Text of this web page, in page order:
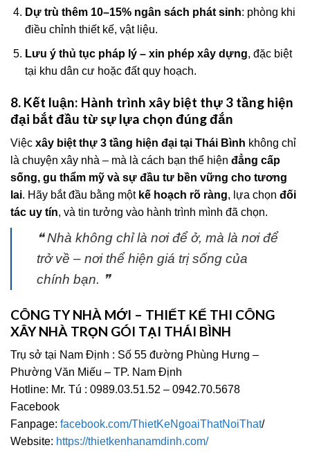
Dự trù thêm 10–15% ngân sách phát sinh: phòng khi
điều chỉnh thiết kế, vật liệu.
Lưu ý thủ tục pháp lý – xin phép xây dựng, đặc biệt
tại khu dân cư hoặc đất quy hoạch.
8. Kết luận: Hành trình xây biệt thự 3 tầng hiện
đại bắt đầu từ sự lựa chọn đúng đắn
Việc xây biệt thự 3 tầng hiện đại tại Thái Bình không chỉ
là chuyện xây nhà – mà là cách bạn thể hiện đẳng cấp
sống, gu thẩm mỹ và sự đầu tư bền vững cho tương
lai. Hãy bắt đầu bằng một kế hoạch rõ ràng, lựa chọn đối
tác uy tín, và tin tưởng vào hành trình mình đã chọn.
❝ Nhà không chỉ là nơi để ở, mà là nơi để
trở về – nơi thể hiện giá trị sống của
chính bạn. ❞
CÔNG TY NHÀ MỚI – THIẾT KẾ THI CÔNG
XÂY NHÀ TRỌN GÓI TẠI THÁI BÌNH
Trụ sở tại Nam Định : Số 55 đường Phùng Hưng –
Phường Văn Miếu – TP. Nam Định
Hotline: Mr. Tú : 0989.03.51.52 – 0942.70.5678
Facebook
Fanpage: facebook.com/ThietKeNgoaiThatNoiThat/
Website: https://thietkenhanamdinh.com/